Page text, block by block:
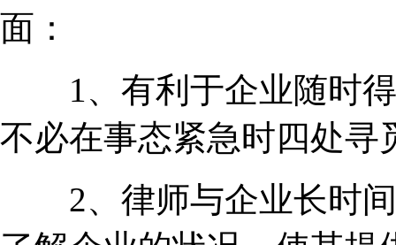
面：
1、有利于企业随时得
不必在事态紧急时四处寻
2、律师与企业长时间